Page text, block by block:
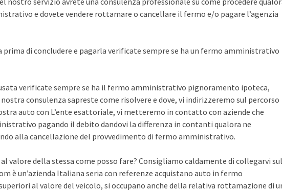
e dovete vendere rottamare o cancellare il fermo e/o pagare l’agenzia
prima di concludere e pagarla verificate sempre se ha un fermo amministrativo
verificate sempre se ha il fermo amministrativo pignoramento ipoteca,
consulenza sapreste come risolvere e dove, vi indirizzeremo sul percorso
auto con L’ente esattoriale, vi metteremo in contatto con aziende che
pagando il debito dandovi la differenza in contanti qualora ne
alla cancellazione del provvedimento di fermo amministrativo.
valore della stessa come posso fare? Consigliamo caldamente di collegarvi sul
è un’azienda Italiana seria con referenze acquistano auto in fermo
al valore del veicolo, si occupano anche della relativa rottamazione di